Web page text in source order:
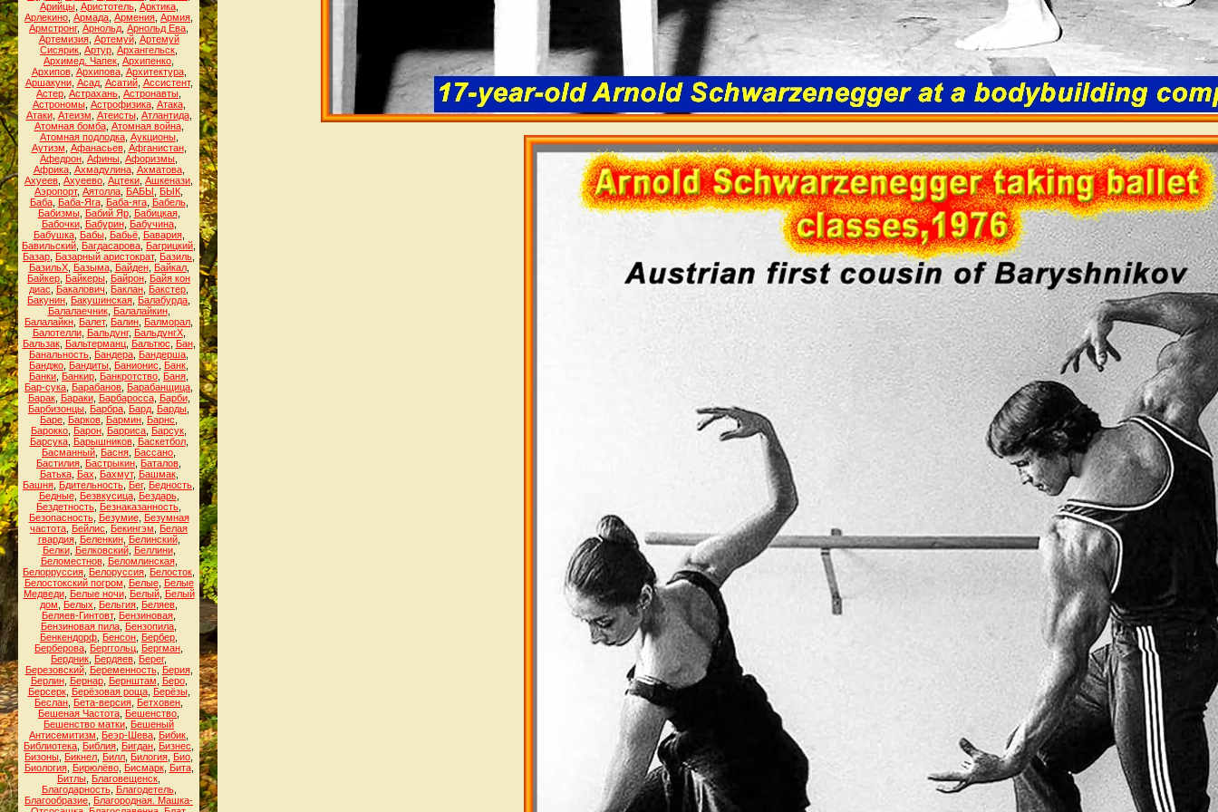
Арийцы, Аристотель, Арктика,
Арлекино Армада Армения Армия
Армстронг, Арнольд Арнольд Ева
Артемизия, Артемуй, Артемуй
Сисярик Артур Архангельск
Архимед. Чапек Архипенко
Архипов, Архипова, Архитектура,
Аршакуни, Асад, Асатий, Ассистент,
Астер Астрахань Астронавты
Астрономы, Астрофизика, Атака,
Атаки, Атеизм Атеисты, Атлантида,
Атомная бомба, Атомная война,
Атомная подлодка, Аукционы,
Аутизм Афанасьев, Афганистан,
Афедрон Афины Афоризмы
Африка, Ахмадулина, Ахматова,
Ахуеев Ахуеево Ацтеки Ашкенази
Аэропорт, Аятолла БАБЫ БЫК
Баба, Баба-Яга, Баба-яга, Бабель,
Бабизмы, Бабий Яр, Бабицкая,
Бабочки, Бабурин, Бабучина,
Бабушка, Бабы, Бабьё, Бавария,
Бавильский Багдасарова Багрицкий
Базар Базарный аристократ, Базиль
БазильХ, Базыма, Байден, Байкал,
Байкер Байкеры Байрон Байя кон
диас
Бакалович Баклан Бакстер
Бакунин Бакушинская Балабурда
Балалаечник, Балалайкин,
Балалайкн Балет, Балин Балморал
Балотелли, Бальдунг, БальдунгХ,
Бальзак, Бальтерманц, Бальтюс Бан,
Банальность Бандера Бандерша
Банджо Бандиты Банионис Банк
Банки Банкир Банкротство Баня
Бар-сука Барабанов Барабанщица
Барак, Бараки, Барбаросса, Барби,
Барбизонцы Барбра Бард Барды
Баре Барков Бармин Барнс
Барокко Барон Барриса Барсук
Барсука, Барышников, Баскетбол,
Басманный Басня Бассано
Бастилия Бастрыкин Баталов
Батька, Бах Бахмут, Башмак,
Башня Бдительность Бег, Бедность
Бедные, Безвкусица, Бездарь,
Бездетность Безнаказанность
Безопасность, Безумие, Безумная
частота Бейлис Бекингэм
Белая
гвардия, Беленкин, Белинский,
Белки, Белковский, Беллини,
Беломестнов, Беломлинская,
Белорруссия Белоруссия Белосток
Белостокский погром
Белые, Белые
Медведи, Белые ночи, Белый, Белый
дом
Белых Бельгия Беляев
Беляев-Гинтовт, Бензиновая
Бензиновая пила Бензопила
Бенкендорф Бенсон Бербер
Берберова Берггольц Бергман
Бердник Бердяев Берег,
Березовский, Беременность, Берия,
Берлин, Бернар, Бернштам Беро,
Берсерк, Берёзовая роща, Берёзы,
Беслан Бета-версия Бетховен
Бешеная Частота Бешенство
Бешенство матки Бешеный
Антисемитизм
Беэр-Шева Бибик
Библиотека Библия Бигдан Бизнес
Бизоны Бикнел Билл Билогия Био
Биология, Бирюлёво, Бисмарк, Бита,
Битлы Благовещенск
Благодарность, Благодетель,
Благообразие Благородная. Машка-